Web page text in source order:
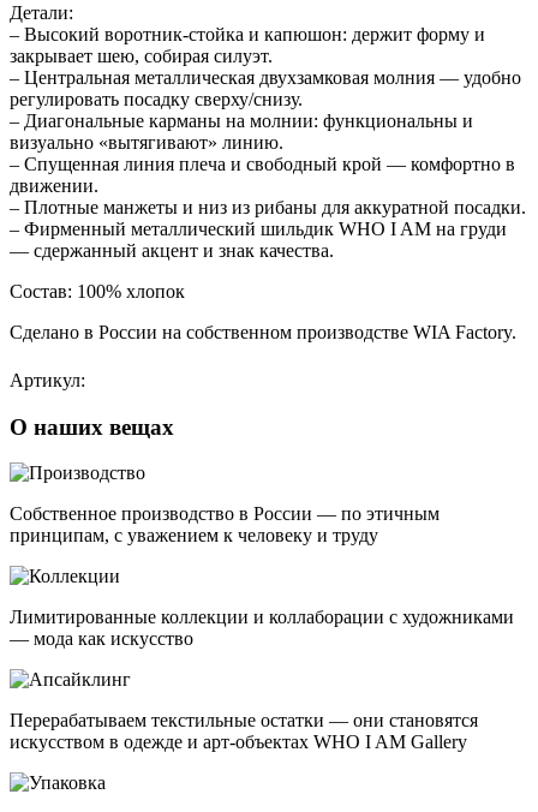
Детали:
– Высокий воротник-стойка и капюшон: держит форму и
закрывает шею, собирая силуэт.
– Центральная металлическая двухзамковая молния — удобно
регулировать посадку сверху/снизу.
– Диагональные карманы на молнии: функциональны и
визуально «вытягивают» линию.
– Спущенная линия плеча и свободный крой — комфортно в
движении.
– Плотные манжеты и низ из рибаны для аккуратной посадки.
– Фирменный металлический шильдик WHO I AM на груди
— сдержанный акцент и знак качества.
Состав: 100% хлопок
Сделано в России на собственном производстве WIA Factory.
Артикул:
О наших вещах
Собственное производство в России — по этичным
принципам, с уважением к человеку и труду
Лимитированные коллекции и коллаборации с художниками
— мода как искусство
Перерабатываем текстильные остатки — они становятся
искусством в одежде и арт-объектах WHO I AM Gallery